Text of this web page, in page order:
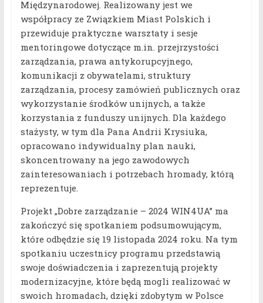
Międzynarodowej. Realizowany jest we
współpracy ze Związkiem Miast Polskich i
przewiduje praktyczne warsztaty i sesje
mentoringowe dotyczące m.in. przejrzystości
zarządzania, prawa antykorupcyjnego,
komunikacji z obywatelami, struktury
zarządzania, procesy zamówień publicznych oraz
wykorzystanie środków unijnych, a także
korzystania z funduszy unijnych. Dla każdego
stażysty, w tym dla Pana Andrii Krysiuka,
opracowano indywidualny plan nauki,
skoncentrowany na jego zawodowych
zainteresowaniach i potrzebach hromady, którą
reprezentuje.
Projekt „Dobre zarządzanie – 2024 WIN4UA” ma
zakończyć się spotkaniem podsumowującym,
które odbędzie się 19 listopada 2024 roku. Na tym
spotkaniu uczestnicy programu przedstawią
swoje doświadczenia i zaprezentują projekty
modernizacyjne, które będą mogli realizować w
swoich hromadach, dzięki zdobytym w Polsce